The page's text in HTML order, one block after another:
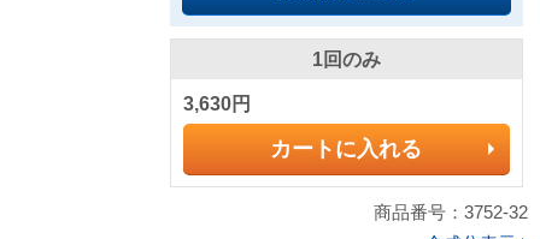
1回のみ
3,630円
カートに入れる
商品番号：3752-32